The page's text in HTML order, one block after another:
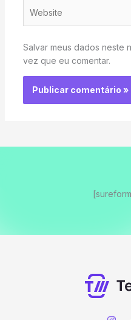
Salvar meus dados neste
vez que eu comentar.